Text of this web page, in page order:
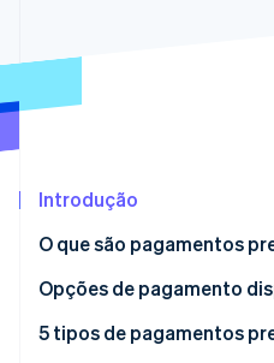
Stripe Sessions 2026
Introdução
O que são pagamentos
Opções de pagamento
5 tipos de pagamentos